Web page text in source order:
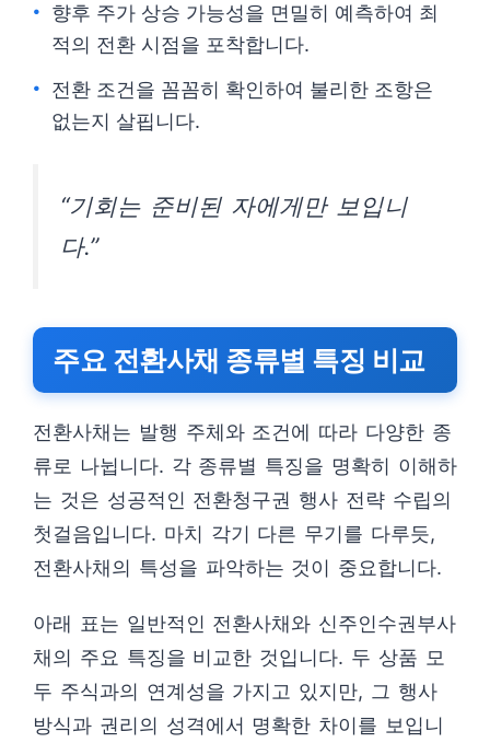
향후 주가 상승 가능성을 면밀히 예측하여 최
적의 전환 시점을 포착합니다.
전환 조건을 꼼꼼히 확인하여 불리한 조항은
없는지 살핍니다.
“기회는 준비된 자에게만 보입니
다.”
주요 전환사채 종류별 특징 비교
전환사채는 발행 주체와 조건에 따라 다양한 종
류로 나뉩니다. 각 종류별 특징을 명확히 이해하
는 것은 성공적인 전환청구권 행사 전략 수립의
첫걸음입니다. 마치 각기 다른 무기를 다루듯,
전환사채의 특성을 파악하는 것이 중요합니다.
아래 표는 일반적인 전환사채와 신주인수권부사
채의 주요 특징을 비교한 것입니다. 두 상품 모
두 주식과의 연계성을 가지고 있지만, 그 행사
방식과 권리의 성격에서 명확한 차이를 보입니